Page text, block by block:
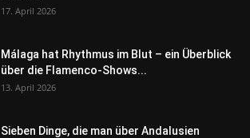
17. April 2026
Málaga hat Rhythmus im Blut – ein Überblick
über die Flamenco-Shows...
13. April 2026
Sieben Dinge, die man über Andalusien